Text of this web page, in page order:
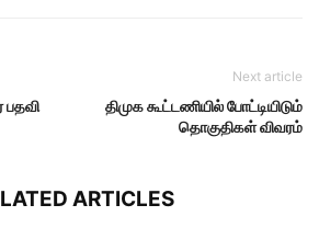
பதவி
Next article
திமுக கூட்டணியில் போட்டியிடும்
தொகுதிகள் விவரம்
ARTICLES